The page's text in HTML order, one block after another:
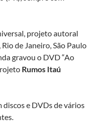
projeto autoral
de Janeiro, São Paulo
gravou o DVD “Ao
Rumos Itaú
discos e DVDs de vários